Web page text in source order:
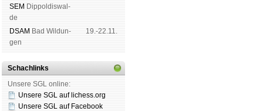
SEM Dip­pol­dis­wal­
de
DSAM Bad Wil­dun­
gen
19.-22.11.
Schachlinks
Unsere SGL online:
Unsere SGL auf li­chess.org
Unsere SGL auf Face­book